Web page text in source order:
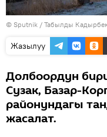
© Sputnik / Табылды
Жазылуу
Долбоордун
Сузак, Базар-
районундагы
жасалат.